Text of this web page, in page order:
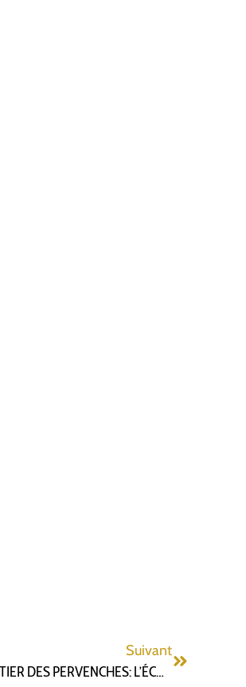
Suivant
CHANGEMENT DU PLAN DE CIRCULATION DU QUARTIER DES PERVENCHES: L’ÉCHEC DE LA MÉTHODE VASTEL